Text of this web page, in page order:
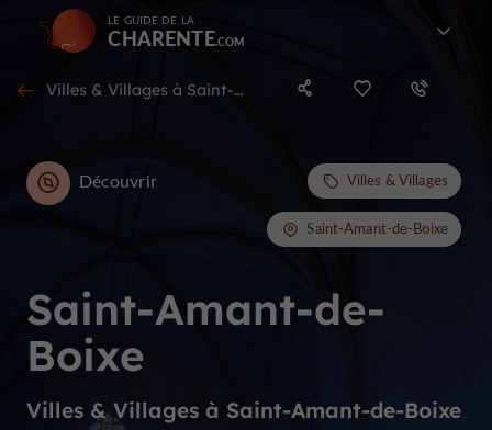
LE GUIDE DE LA
CHARENTE
Villes & Villages à Saint-Amant-de-Boixe
Saint-Amant-de-
Boixe
Villes & Villages à Saint-Amant-de-Boixe
Découvrir Villes & Villages
Saint-Amant-de-Boixe